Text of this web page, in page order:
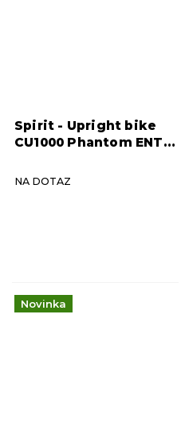
Spirit - Upright bike
CU1000 Phantom ENT
graphite grey
NA DOTAZ
Novinka